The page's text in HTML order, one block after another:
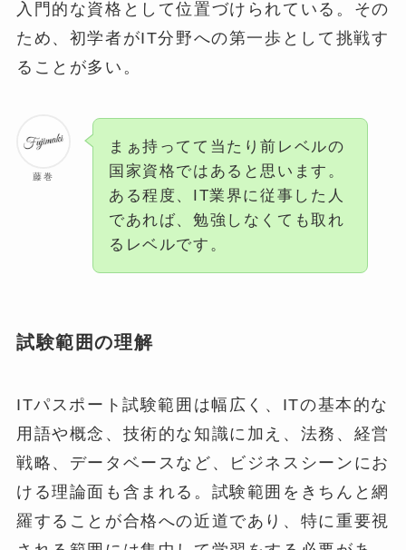
入門的な資格として位置づけられている。その
ため、初学者がIT分野への第一歩として挑戦す
ることが多い。
藤巻
まぁ持ってて当たり前レベルの
国家資格ではあると思います。
ある程度、IT業界に従事した人
であれば、勉強しなくても取れ
るレベルです。
試験範囲の理解
ITパスポート試験範囲は幅広く、ITの基本的な
用語や概念、技術的な知識に加え、法務、経営
戦略、データベースなど、ビジネスシーンにお
ける理論面も含まれる。試験範囲をきちんと網
羅することが合格への近道であり、特に重要視